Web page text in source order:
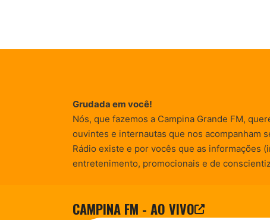
CAMPINA FM - AO VIVO
Grudada em você!
Nós, que fazemos a Campina Grande FM,
ouvintes e internautas que nos acompanham
Rádio existe e por vocês que as informações
entretenimento, promocionais e de
© Campina FM 1978 – 2026.Termos de Uso